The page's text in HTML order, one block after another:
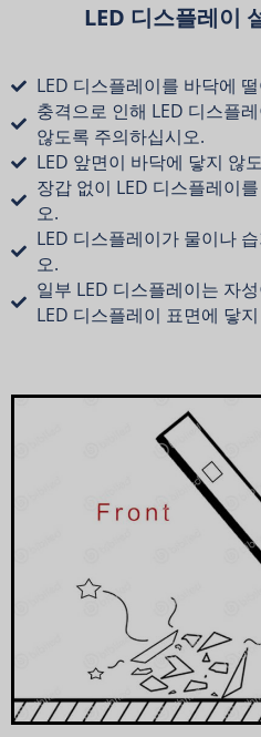
LED 디스플레이
LED 디스플레이를 바닥에
충격으로 인해 LED 디스플
않도록 주의하십시오.
LED 앞면이 바닥에 닿지 않
장갑 없이 LED 디스플레이
오.
LED 디스플레이가 물이나
오.
일부 LED 디스플레이는 자
LED 디스플레이 표면에 닿